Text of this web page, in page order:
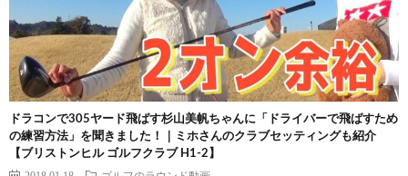
ドラコンで305ヤード飛ばす杉山美帆ちゃんに「ドライバーで飛ばすため
の練習方法」を聞きました！｜ミホさんのクラブセッティングも紹介
【ブリストンヒル ゴルフクラブ H1-2】